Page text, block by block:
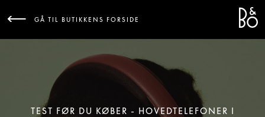
GÅ TIL BUTIKKENS FORSIDE
TEST FØR DU KØBER - HOVEDTELEFONER I